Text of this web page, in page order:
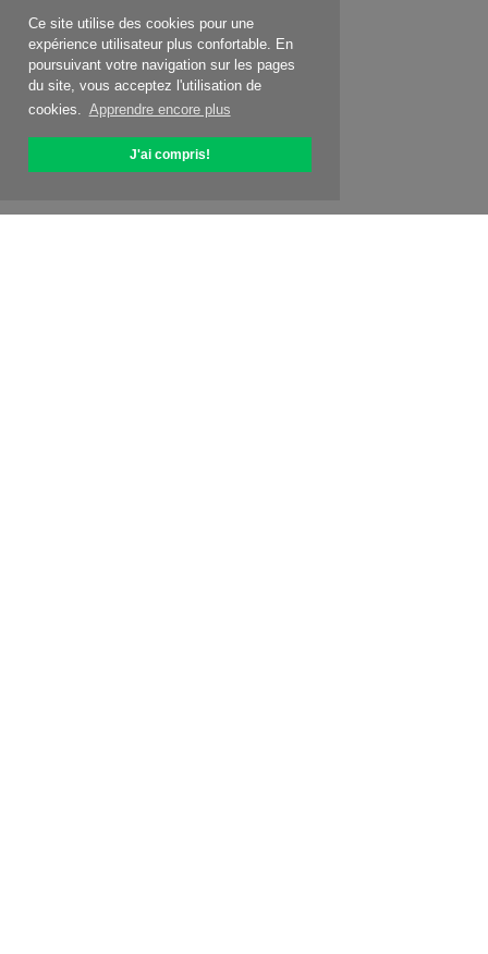
Ce site utilise des cookies pour une
expérience utilisateur plus confortable. En
poursuivant votre navigation sur les pages
du site, vous acceptez l'utilisation de
cookies. Apprendre encore plus
J'ai compris!